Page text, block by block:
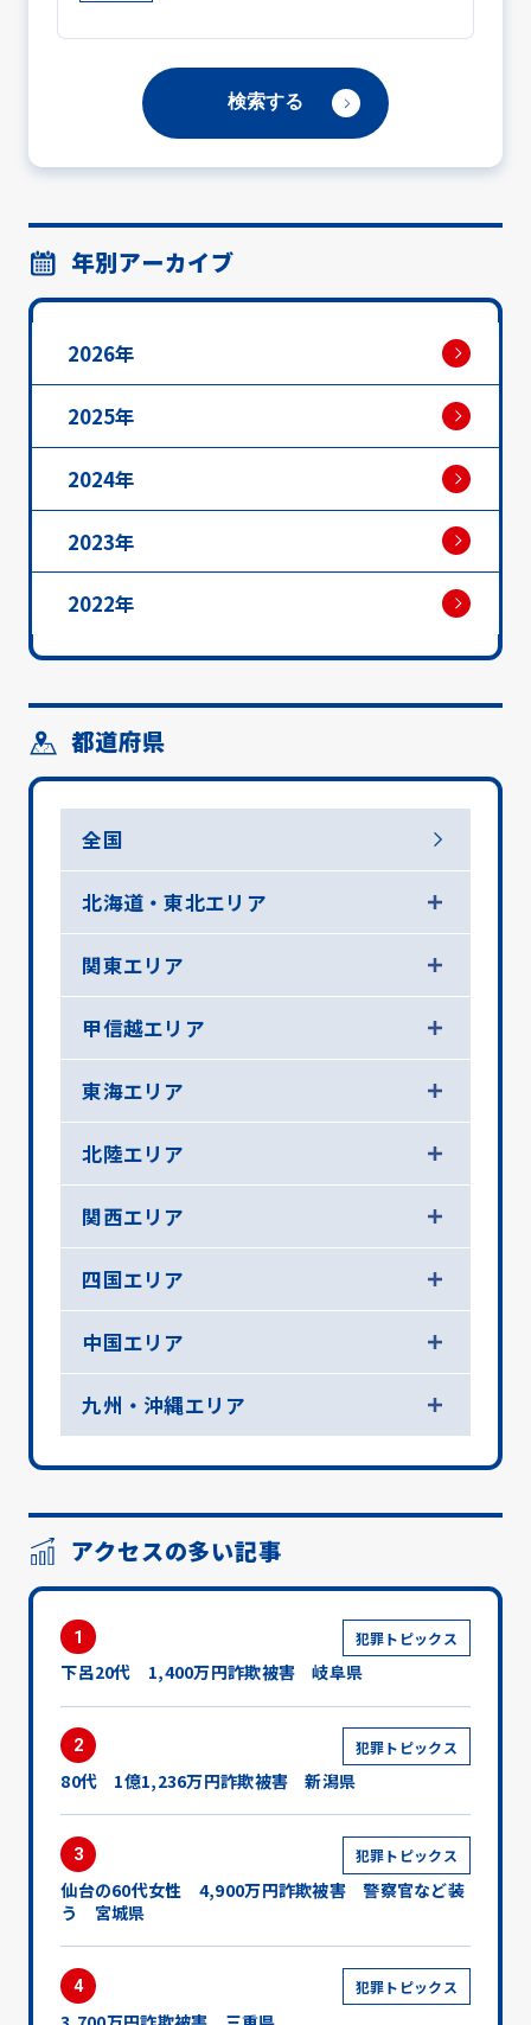
年別アーカイブ
2026年
2025年
2024年
2023年
2022年
都道府県
全国
北海道・東北エリア
関東エリア
甲信越エリア
東海エリア
北陸エリア
関西エリア
四国エリア
中国エリア
九州・沖縄エリア
アクセスの多い記事
1 犯罪トピックス
下呂20代 1,400万円詐欺被害 岐阜県
2 犯罪トピックス
80代 1億1,236万円詐欺被害 新潟県
3 犯罪トピックス
仙台の60代女性 4,900万円詐欺被害 警察官など装
う 宮城県
4 犯罪トピックス